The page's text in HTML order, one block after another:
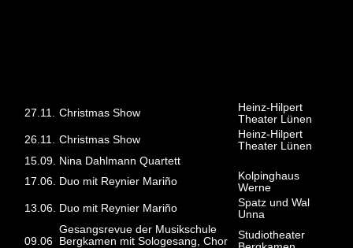
27.11. Christmas Show
Heinz-Hilpert
Theater Lünen
26.11.
Christmas Show
Heinz-Hilpert
Theater Lünen
15.09. Nina Dahlmann Quartett
17.06. Duo mit Reynier Mariño
Kolpinghaus
Werne
13.06. Duo mit Reynier Mariño
Spatz und Wal
Unna
09.06
Gesangsrevue der Musikschule
Bergkamen mit Sologesang, Chor
Studiotheater